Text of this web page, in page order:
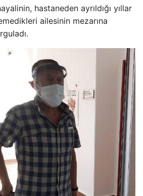
hastaneden ayrıldığı yıllar
ailesinin mezarına